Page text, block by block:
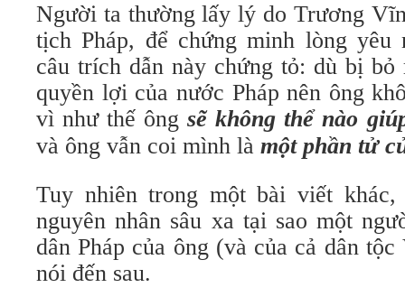
Người ta thường lấy lý do Trương
tịch Pháp, để chứng minh lòng yêu
câu trích dẫn này chứng tỏ: dù bị
quyền lợi của nước Pháp nên ông
vì như thế ông sẽ không thể nào
và ông vẫn coi mình là một phần tử
Tuy nhiên trong một bài viết
nguyên nhân sâu xa tại sao một
dân Pháp của ông (và của cả dân
nói đến sau.